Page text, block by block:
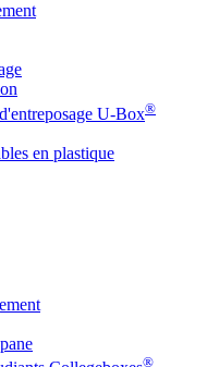
U-Box®
en plastique
®